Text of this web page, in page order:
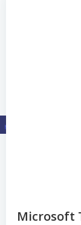
Microsoft